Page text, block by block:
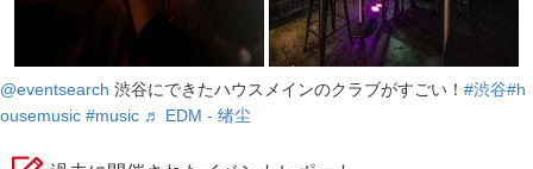
@eventsearch 渋谷にできたハウスメインのクラブがすごい！ #渋谷#h
ousemusic #music ♬ EDM - 绪尘